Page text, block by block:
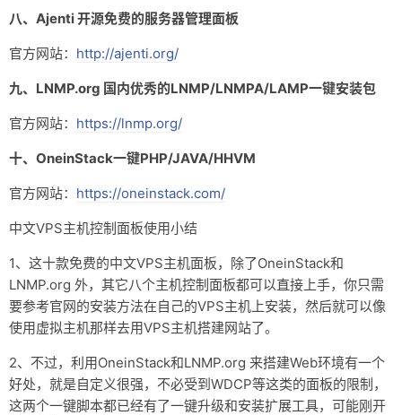
八、Ajenti 开源免费的服务器管理面板
官方网站： http://ajenti.org/
九、LNMP.org 国内优秀的LNMP/LNMPA/LAMP一键安装包
官方网站： https://lnmp.org/
十、OneinStack一键PHP/JAVA/HHVM
官方网站： https://oneinstack.com/
中文VPS主机控制面板使用小结
1、这十款免费的中文VPS主机面板，除了OneinStack和
LNMP.org 外，其它八个主机控制面板都可以直接上手，你只需
要参考官网的安装方法在自己的VPS主机上安装，然后就可以像
使用虚拟主机那样去用VPS主机搭建网站了。
2、不过，利用OneinStack和LNMP.org 来搭建Web环境有一个
好处，就是自定义很强，不必受到WDCP等这类的面板的限制，
这两个一键脚本都已经有了一键升级和安装扩展工具，可能刚开